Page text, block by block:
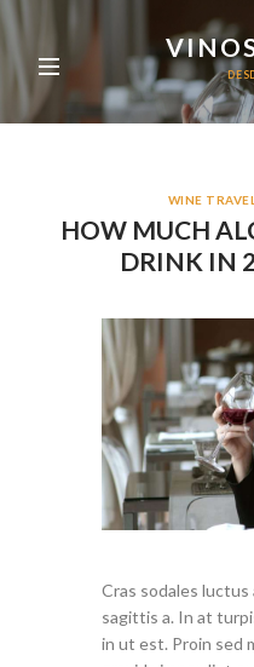
WINE TRAVEL
HOW MUCH
DRINK IN
Cras sodales luctus
sagittis a. In at
in ut est. Proin sed